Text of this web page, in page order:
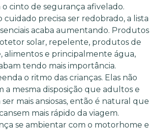
o cinto de segurança afivelado.
cuidado precisa ser redobrado, a lista
acaba aumentando. Produtos
solar, repelente, produtos de
alimentos e principalmente água,
tendo mais importância.
o ritmo das crianças. Elas não
a mesma disposição que adultos e
mais ansiosas, então é natural que
mais rápido da viagem.
se ambientar com o motorhome e